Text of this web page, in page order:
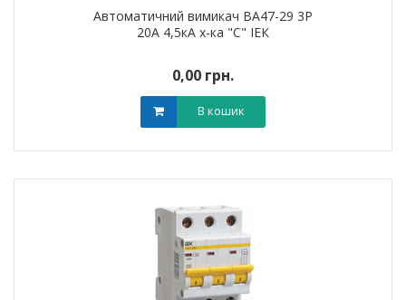
Автоматичний вимикач ВА47-29 3Р
20А 4,5кА х-ка "С" ІЕК
0,00 грн.
В кошик